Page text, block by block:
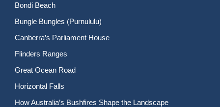
Bondi Beach
Bungle Bungles (Purnululu)
Canberra’s Parliament House
Flinders Ranges
Great Ocean Road
Horizontal Falls
How Australia’s Bushfires Shape the Landscape